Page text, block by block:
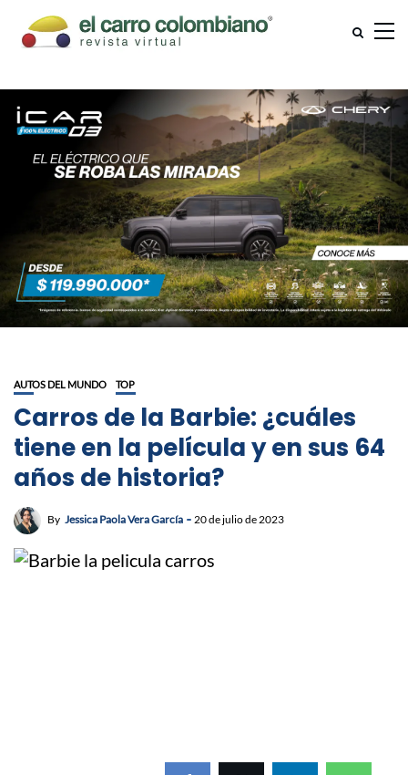
AUTOS DEL MUNDO TOP
Carros de la Barbie: ¿cuáles
tiene en la película y en sus 64
años de historia?
By Jessica Paola Vera García 20 de julio de 2023